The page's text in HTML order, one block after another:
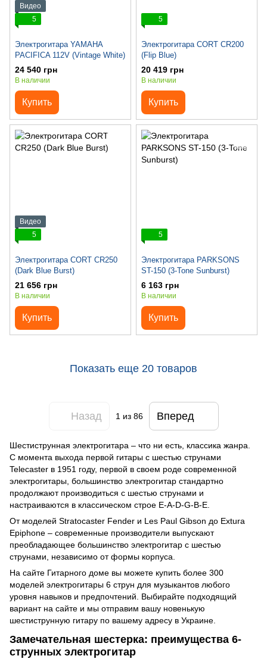
Видео
5
Электрогитара YAMAHA
PACIFICA 112V (Vintage White)
24 540 грн
В наличии
Купить
5
Электрогитара CORT CR200
(Flip Blue)
20 419 грн
В наличии
Купить
Видео
5
Электрогитара CORT CR250
(Dark Blue Burst)
21 656 грн
В наличии
Купить
5
Электрогитара PARKSONS
ST-150 (3-Tone Sunburst)
6 163 грн
В наличии
Купить
Показать еще 20 товаров
Назад 1из 86 Вперед
Шестиструнная электрогитара – что ни есть, классика жанра.
С момента выхода первой гитары с шестью струнами
Telecaster в 1951 году, первой в своем роде современной
электрогитары, большинство электрогитар стандартно
продолжают производиться с шестью струнами и
настраиваются в классическом строе E-A-D-G-B-E.
От моделей Stratocaster Fender и Les Paul Gibson до Extura
Epiphone – современные производители выпускают
преобладающее большинство электрогитар с шестью
струнами, независимо от формы корпуса.
На сайте Гитарного доме вы можете купить более 300
моделей электрогитары 6 струн для музыкантов любого
уровня навыков и предпочтений. Выбирайте подходящий
вариант на сайте и мы отправим вашу новенькую
шестиструнную гитару по вашему адресу в Украине.
Замечательная шестерка: преимущества 6-
струнных электрогитар